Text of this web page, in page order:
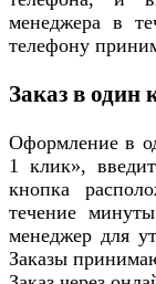
менеджера в
телефону
Заказ в один
Оформление в
1 клик»,
кнопка
течение
менеджер для
Заказы